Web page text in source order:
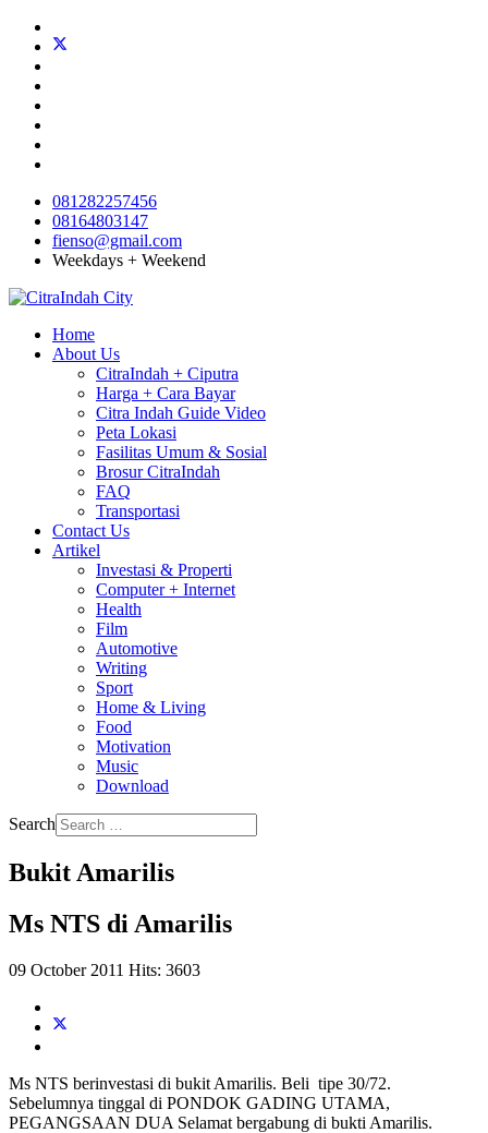
081282257456
08164803147
fienso@gmail.com
Weekdays + Weekend
Home
About Us
CitraIndah + Ciputra
Harga + Cara Bayar
Citra Indah Guide Video
Peta Lokasi
Fasilitas Umum & Sosial
Brosur CitraIndah
FAQ
Transportasi
Contact Us
Artikel
Investasi & Properti
Computer + Internet
Health
Film
Automotive
Writing
Sport
Home & Living
Food
Motivation
Music
Download
Search
Bukit Amarilis
Ms NTS di Amarilis
09 October 2011 Hits: 3603
Ms NTS berinvestasi di bukit Amarilis. Beli tipe 30/72.
Sebelumnya tinggal di PONDOK GADING UTAMA,
PEGANGSAAN DUA Selamat bergabung di bukti Amarilis.